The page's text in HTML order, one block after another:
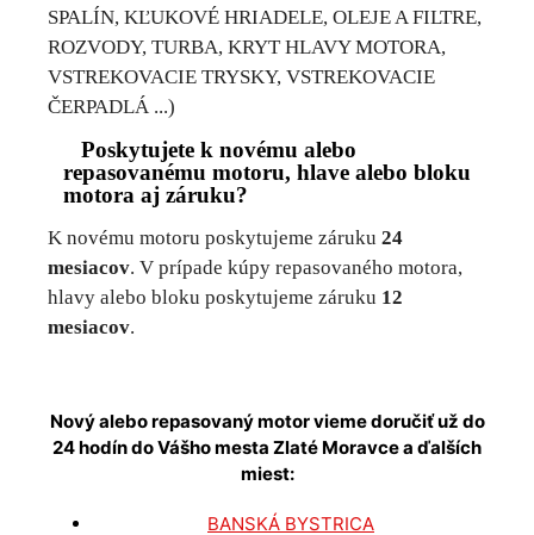
SPALÍN, KĽUKOVÉ HRIADELE, OLEJE A FILTRE,
ROZVODY, TURBA, KRYT HLAVY MOTORA,
VSTREKOVACIE TRYSKY, VSTREKOVACIE
ČERPADLÁ ...)
Poskytujete k novému alebo
repasovanému motoru, hlave alebo bloku
motora aj záruku?
K novému motoru poskytujeme záruku 24
mesiacov. V prípade kúpy repasovaného motora,
hlavy alebo bloku poskytujeme záruku 12
mesiacov.
Nový alebo repasovaný motor vieme doručiť už do
24 hodín do Vášho mesta Zlaté Moravcea ďalších
miest:
BANSKÁ BYSTRICA